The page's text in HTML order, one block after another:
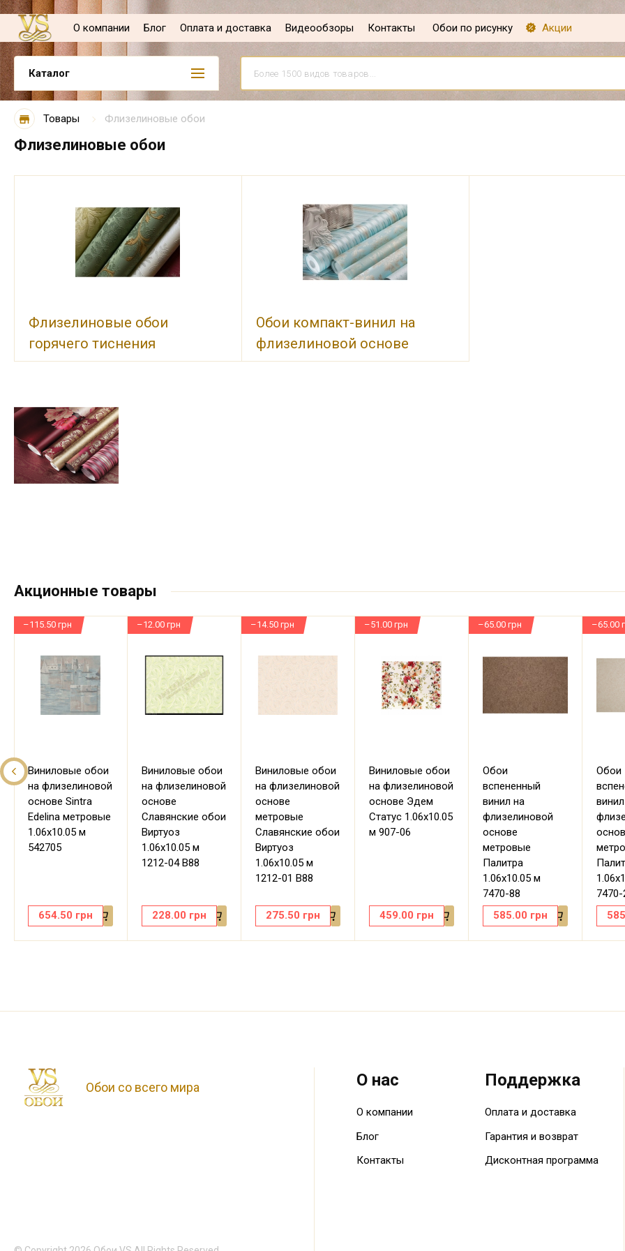
О компании Блог Оплата и доставка Видеообзоры Контакты Обои по рисунку Акции
Каталог
Товары Флизелиновые обои
Флизелиновые обои
Флизелиновые обои
горячего тиснения
Обои компакт-винил на
флизелиновой основе
Акционные товары
Виниловые обои
на флизелиновой
основе Sintra
Edelina метровые
1.06х10.05 м
542705
654.50 грн
–115.50 грн
Виниловые обои
на флизелиновой
основе
Славянские обои
Виртуоз
1.06х10.05 м
1212-04 В88
228.00 грн
–12.00 грн
Виниловые обои
на флизелиновой
основе
метровые
Славянские обои
Виртуоз
1.06х10.05 м
1212-01 В88
275.50 грн
–14.50 грн
Виниловые обои
на флизелиновой
основе Эдем
Статус 1.06х10.05
м 907-06
459.00 грн
–51.00 грн
Обои
вспененный
винил на
флизелиновой
основе
метровые
Палитра
1.06х10.05 м
7470-88
585.00 грн
–65.00 грн
Обои
7470-
–65.00
Обои со всего мира О нас
О компании
Блог
Контакты
Поддержка
Оплата и доставка
Гарантия и возврат
Дисконтная программа